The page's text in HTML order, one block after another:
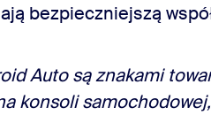
bezpieczniejszą
Auto są znakami
konsoli